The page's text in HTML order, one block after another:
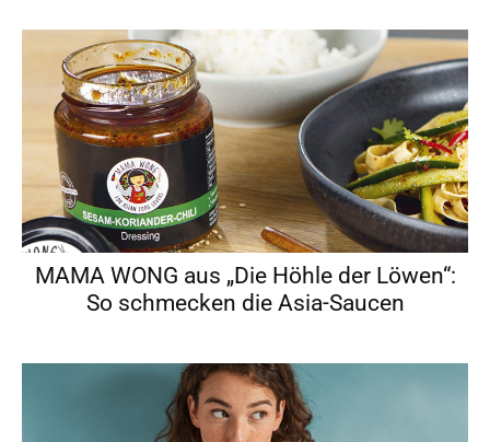
MAMA WONG aus „Die Höhle der Löwen“:
So schmecken die Asia-Saucen